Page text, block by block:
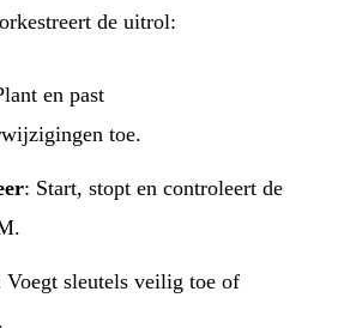
de uitrol:
en past
toe.
: Start, stopt en controleert de
Voegt sleutels veilig toe of